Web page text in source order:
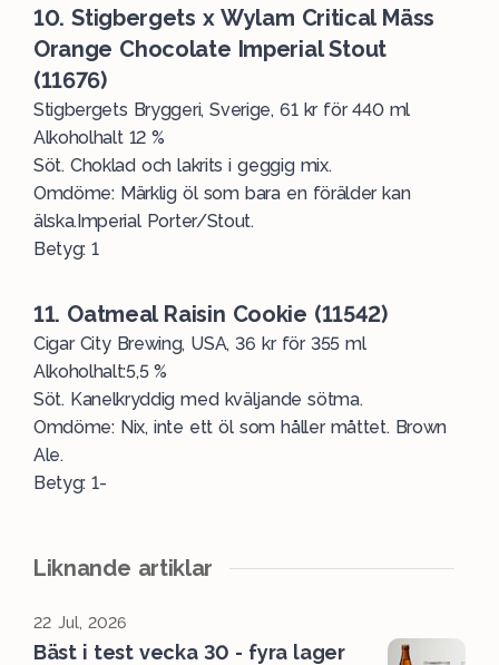
10. Stigbergets x Wylam Critical Mäss
Orange Chocolate Imperial Stout
(11676)
Stigbergets Bryggeri, Sverige, 61 kr för 440 ml
Alkoholhalt 12 %
Söt. Choklad och lakrits i geggig mix.
Omdöme: Märklig öl som bara en förälder kan
älska.Imperial Porter/Stout.
Betyg: 1
11. Oatmeal Raisin Cookie (11542)
Cigar City Brewing, USA, 36 kr för 355 ml
Alkoholhalt:5,5 %
Söt. Kanelkryddig med kväljande sötma.
Omdöme: Nix, inte ett öl som håller måttet. Brown
Ale.
Betyg: 1-
Liknande artiklar
22 Jul, 2026
Bäst i test vecka 30 - fyra lager